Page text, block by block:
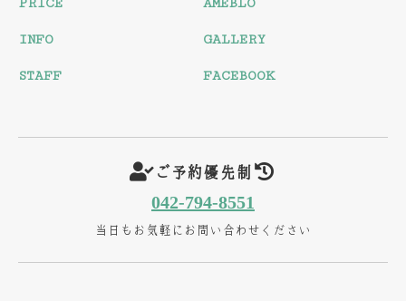
PRICE
INFO
STAFF
AMEBLO
GALLERY
FACEBOOK
ご予約優先制
042-794-8551
当日もお気軽にお問い合わせください